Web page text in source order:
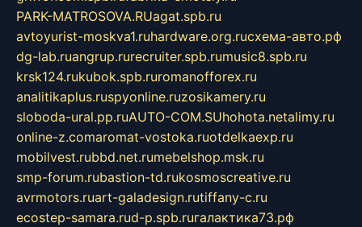
PARK-MATROSOVA.RUagat.spb.ru
avtoyurist-moskva1.ruhardware.org.ruсхема-авто.рф
dg-lab.ruangrup.rurecruiter.spb.rumusic8.spb.ru
krsk124.rukubok.spb.ruromanofforex.ru
analitikaplus.ruspyonline.ruzosikamery.ru
sloboda-ural.pp.ruAUTO-COM.SUhohota.netalimy.ru
online-z.comaromat-vostoka.ruotdelkaexp.ru
mobilvest.rubbd.net.rumebelshop.msk.ru
smp-forum.rubastion-td.rukosmoscreative.ru
avrmotors.ruart-galadesign.rutiffany-c.ru
ecostep-samara.rud-p.spb.ruгалактика73.рф